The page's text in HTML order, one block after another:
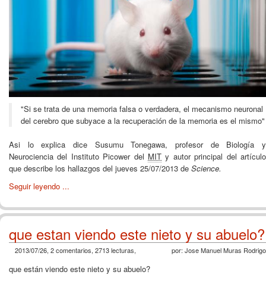
"Si se trata de una memoria falsa o verdadera, el mecanismo neuronal
del cerebro que subyace a la recuperación de la memoria es el mismo"
Asi lo explica dice Susumu Tonegawa, profesor de Biología y
Neurociencia del Instituto Picower del MIT y autor principal del artículo
que describe los hallazgos del jueves 25/07/2013 de Science.
Seguir leyendo ...
que estan viendo este nieto y su abuelo?
2013/07/26, 2 comentarios, 2713 lecturas, por: Jose Manuel Muras Rodrigo
que están viendo este nieto y su abuelo?